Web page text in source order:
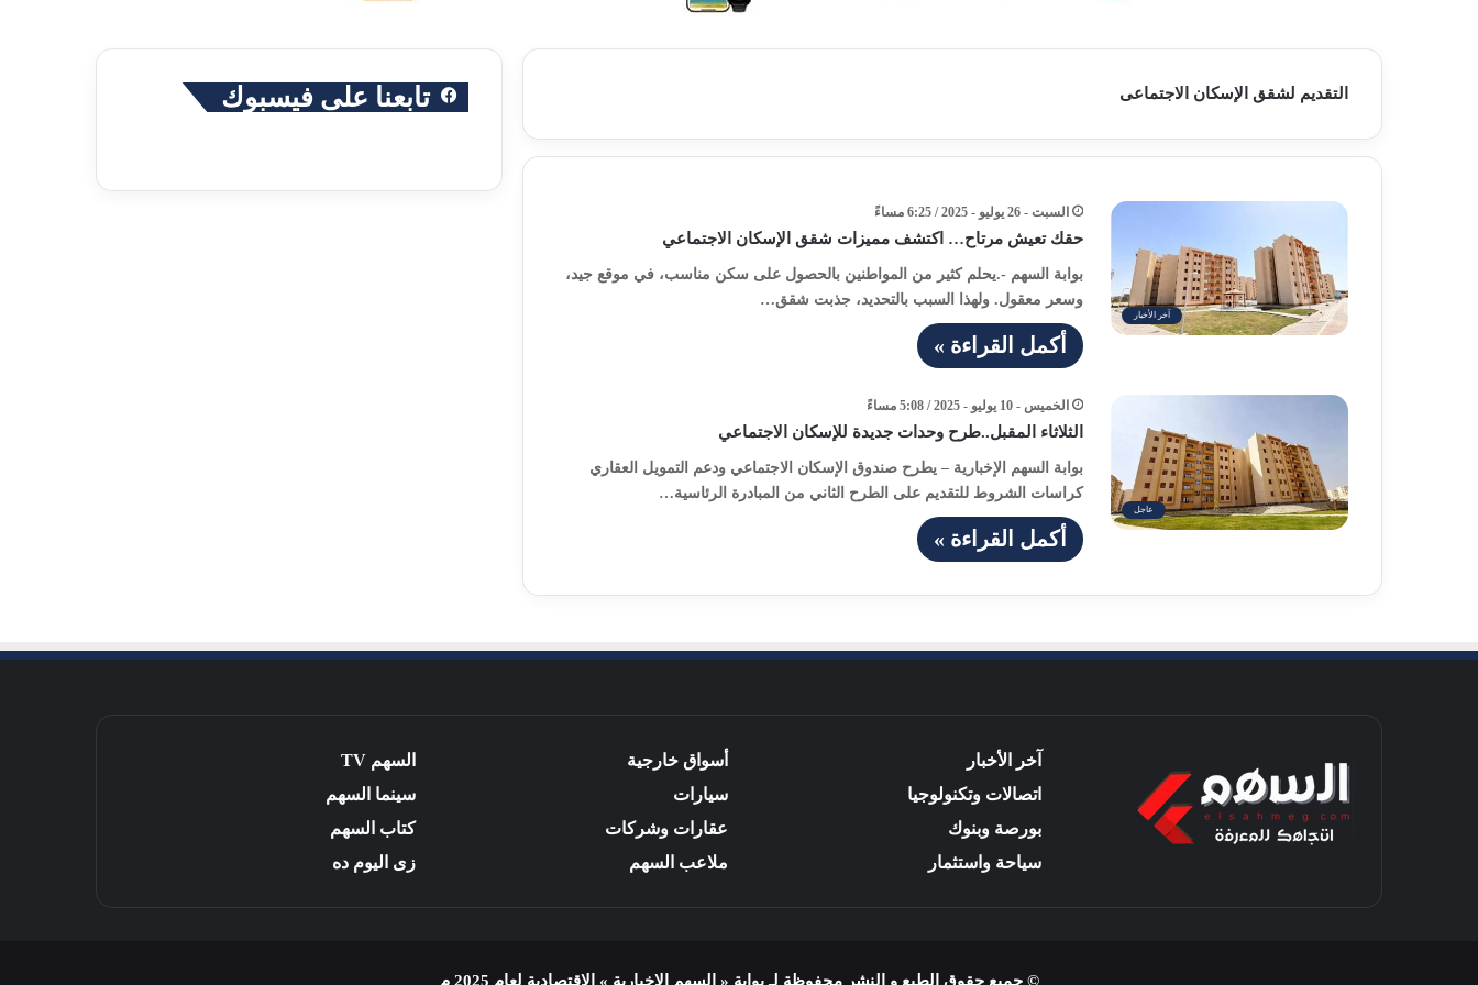
التقديم لشقق الإسكان الاجتماعى
آخر الأخبار
السبت - 26 يوليو - 2025 / 6:25 مساءً
حقك تعيش مرتاح… اكتشف مميزات شقق الإسكان الاجتماعي
بوابة السهم -.يحلم كثير من المواطنين بالحصول على سكن مناسب، في موقع جيد،
وسعر معقول. ولهذا السبب بالتحديد، جذبت شقق…
أكمل القراءة »
عاجل
الخميس - 10 يوليو - 2025 / 5:08 مساءً
الثلاثاء المقبل..طرح وحدات جديدة للإسكان الاجتماعي
بوابة السهم الإخبارية – يطرح صندوق الإسكان الاجتماعي ودعم التمويل العقاري
كراسات الشروط للتقديم على الطرح الثاني من المبادرة الرئاسية…
أكمل القراءة »
تابعنا على فيسبوك
آخر الأخبار
اتصالات وتكنولوجيا
بورصة وبنوك
سياحة واستثمار
أسواق خارجية
سيارات
عقارات وشركات
ملاعب السهم
السهم TV
سينما السهم
كتاب السهم
زى اليوم ده
© جميع حقوق الطبع و النشر محفوظة لـ بوابة « السهم الإخبارية » الاقتصادية لعام 2025 م